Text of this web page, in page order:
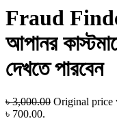
Fraud
আপানর
দেখতে পারবেন
৳3,000.00 Original price
৳ 700.00.